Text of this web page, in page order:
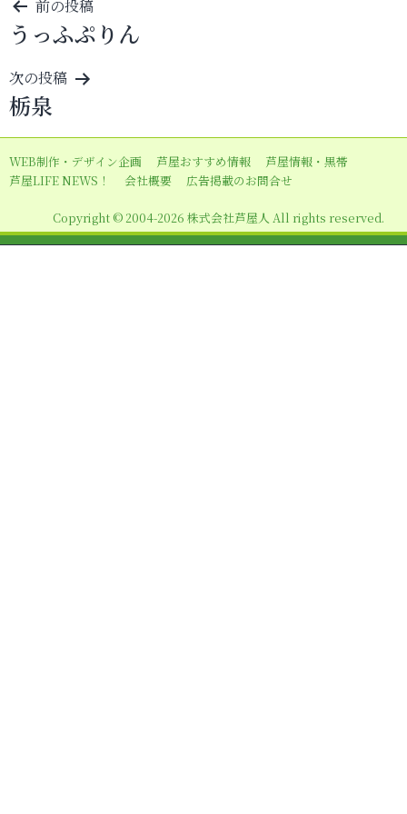
投
稿
ナ
ビ
ゲ
ー
シ
ン
前の投稿
うっふぷりん
次の投稿
栃泉
WEB制作・デザイン企画 芦屋おすすめ情報
芦屋情報・黒帯
芦屋LIFE NEWS！
会社概要 広告掲載のお問合せ
Copyright © 2004-2026 株式会社芦屋人 All rights reserved.